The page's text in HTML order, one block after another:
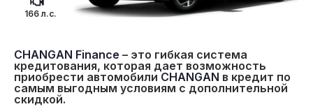
166 л.с.
CHANGAN Finance – это гибкая система
кредитования, которая дает возможность
приобрести автомобилиCHANGAN в кредит по
самым выгодным условиям с дополнительной
скидкой.